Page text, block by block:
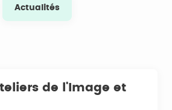
Actualités
de l'Image et